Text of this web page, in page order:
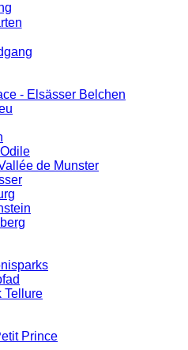
- Elsässer Belchen
de Munster
Tellure
Prince